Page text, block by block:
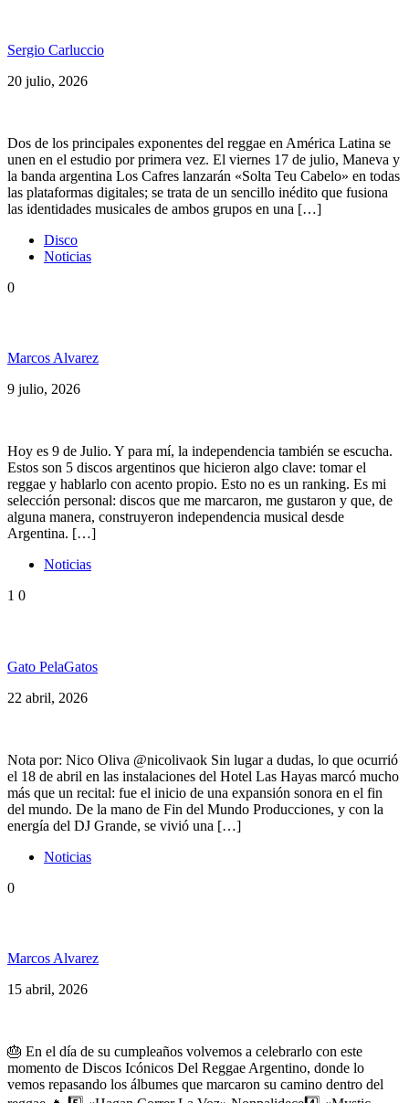
Sergio Carluccio
20 julio, 2026
Dos de los principales exponentes del reggae en América Latina se
unen en el estudio por primera vez. El viernes 17 de julio, Maneva y
la banda argentina Los Cafres lanzarán «Solta Teu Cabelo» en todas
las plataformas digitales; se trata de un sencillo inédito que fusiona
las identidades musicales de ambos grupos en una […]
Disco
Noticias
0
Marcos Alvarez
9 julio, 2026
Hoy es 9 de Julio. Y para mí, la independencia también se escucha.
Estos son 5 discos argentinos que hicieron algo clave: tomar el
reggae y hablarlo con acento propio. Esto no es un ranking. Es mi
selección personal: discos que me marcaron, me gustaron y que, de
alguna manera, construyeron independencia musical desde
Argentina. […]
Noticias
1 0
Gato PelaGatos
22 abril, 2026
Nota por: Nico Oliva @nicolivaok Sin lugar a dudas, lo que ocurrió
el 18 de abril en las instalaciones del Hotel Las Hayas marcó mucho
más que un recital: fue el inicio de una expansión sonora en el fin
del mundo. De la mano de Fin del Mundo Producciones, y con la
energía del DJ Grande, se vivió una […]
Noticias
0
Marcos Alvarez
15 abril, 2026
🎂 En el día de su cumpleaños volvemos a celebrarlo con este
momento de Discos Icónicos Del Reggae Argentino, donde lo
vemos repasando los álbumes que marcaron su camino dentro del